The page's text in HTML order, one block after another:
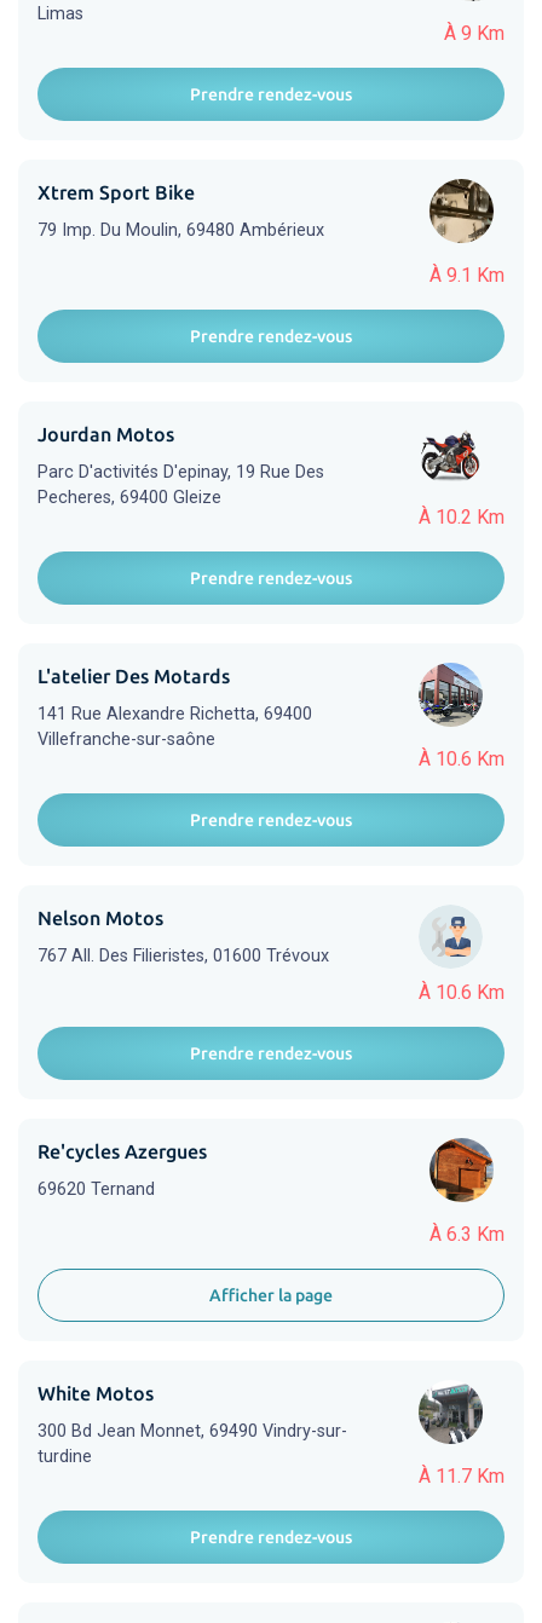
À 9 Km
Limas
Prendre rendez-vous
À 9.1 Km
Xtrem Sport Bike
79 Imp. Du Moulin, 69480 Ambérieux
Prendre rendez-vous
À 10.2 Km
Jourdan Motos
Parc D'activités D'epinay, 19 Rue Des
Pecheres, 69400 Gleize
Prendre rendez-vous
À 10.6 Km
L'atelier Des Motards
141 Rue Alexandre Richetta, 69400
Villefranche-sur-saône
Prendre rendez-vous
À 10.6 Km
Nelson Motos
767 All. Des Filieristes, 01600 Trévoux
Prendre rendez-vous
À 6.3 Km
Re'cycles Azergues
69620 Ternand
Afficher la page
À 11.7 Km
White Motos
300 Bd Jean Monnet, 69490 Vindry-sur-
turdine
Prendre rendez-vous